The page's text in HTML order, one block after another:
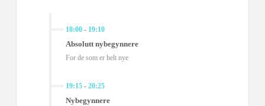
18:00- 19:10
Absolutt nybegynnere
For de som er helt nye
19:15- 20:25
Nybegynnere